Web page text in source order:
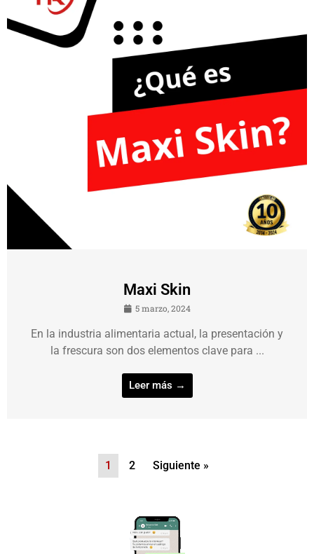
Maxi Skin
5 marzo, 2024
En la industria alimentaria actual, la presentación y
la frescura son dos elementos clave para ...
Leer más →
1 2 Siguiente »